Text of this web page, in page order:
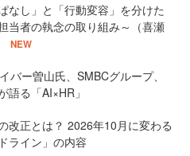
なし」と「行動変容」を分けた
当者の執念の取り組み～（喜瀬
NEW
バー曽山氏、SMBCグループ、
語る「AI×HR」
改正とは？ 2026年10月に変わる
ライン」の内容